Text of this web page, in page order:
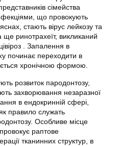
сімейства
що провокують
стають вірус лейкозу та
ще ринотрахеїт, викликаний
. Запалення в
починає переходити в
хронічною формою.
розвиток пародонтозу,
захворювання незаразної
в ендокринній сфері,
правило служать
Особливе місце
раптове
тканинних структур, в